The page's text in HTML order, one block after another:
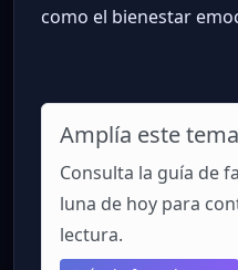
como el bienestar
Amplía este
Consulta la guía de
luna de hoy para
lectura.